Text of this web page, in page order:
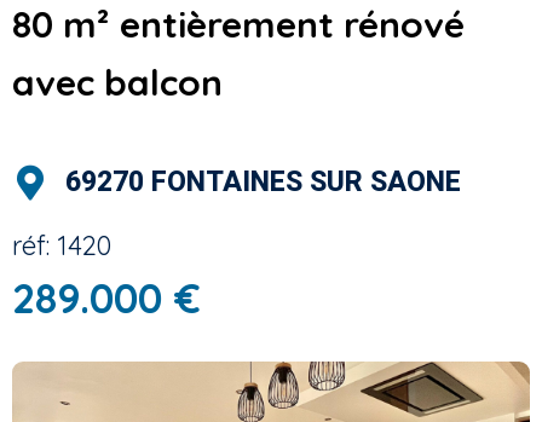
80 m² entièrement rénové
avec balcon
69270 FONTAINES SUR SAONE
réf: 1420
289.000 €